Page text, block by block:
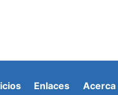
Enlaces
Acerca